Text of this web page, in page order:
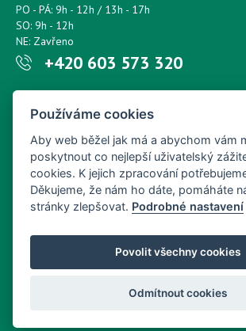
PO - PÁ: 9h - 12h / 13h - 17h
SO: 9h - 12h
NE: Zavřeno
+420 603 573 320
petr.sonsky@centrum.cz
Copyright © Nový Web s.r.o. 2026
Používáme cookies
Aby web běžel jak má a abychom vám
poskytnout co nejlepší uživatelský
cookies. K jejich zpracování
Děkujeme, že nám ho dáte, pomáháte
stránky zlepšovat. Podrobné nastavení
Povolit všechny cookies
Odmítnout cookies